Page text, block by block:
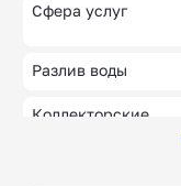
Сфера услуг
Разлив воды
Коллекторские